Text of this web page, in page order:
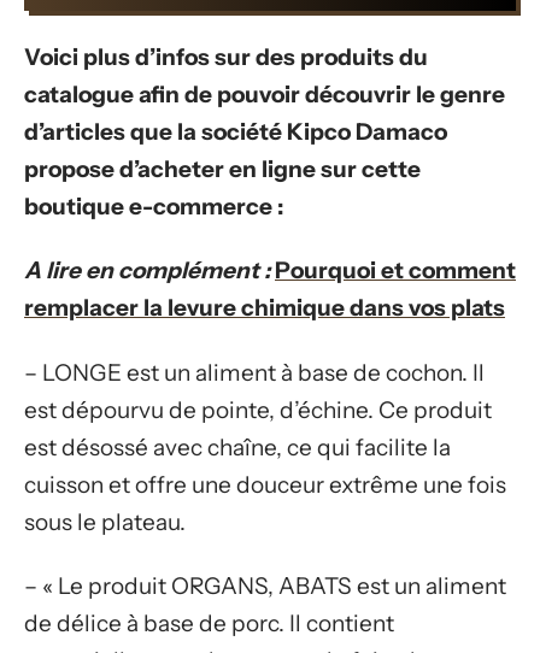
Voici plus d’infos sur des produits du
catalogue afin de pouvoir découvrir le genre
d’articles que la société Kipco Damaco
propose d’acheter en ligne sur cette
boutique e-commerce :
A lire en complément : Pourquoi et comment
remplacer la levure chimique dans vos plats
– LONGE est un aliment à base de cochon. Il
est dépourvu de pointe, d’échine. Ce produit
est désossé avec chaîne, ce qui facilite la
cuisson et offre une douceur extrême une fois
sous le plateau.
– « Le produit ORGANS, ABATS est un aliment
de délice à base de porc. Il contient